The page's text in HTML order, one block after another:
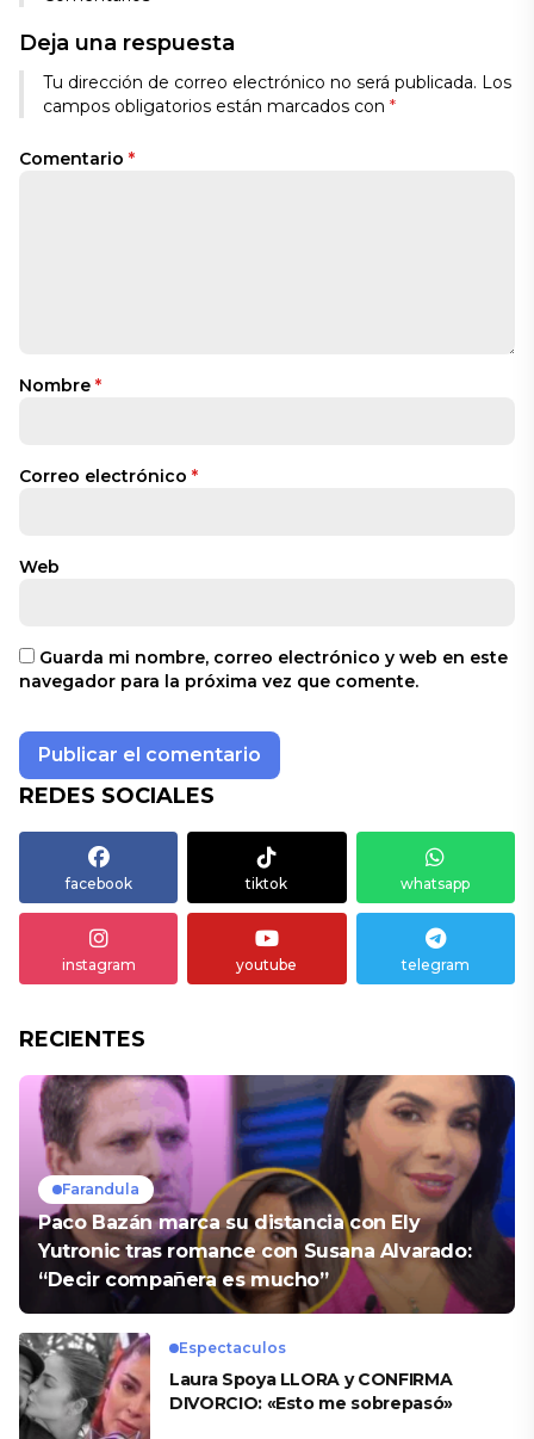
Deja una respuesta
Tu dirección de correo electrónico no será publicada. Los
campos obligatorios están marcados con *
Comentario *
Nombre *
Correo electrónico *
Web
Guarda mi nombre, correo electrónico y web en este
navegador para la próxima vez que comente.
REDES SOCIALES
facebook tiktok whatsapp
instagram youtube telegram
RECIENTES
Farandula
Paco Bazán marca su distancia con Ely
Yutronic tras romance con Susana Alvarado:
“Decir compañera es mucho”
Espectaculos
Laura Spoya LLORA y CONFIRMA
DIVORCIO: «Esto me sobrepasó»